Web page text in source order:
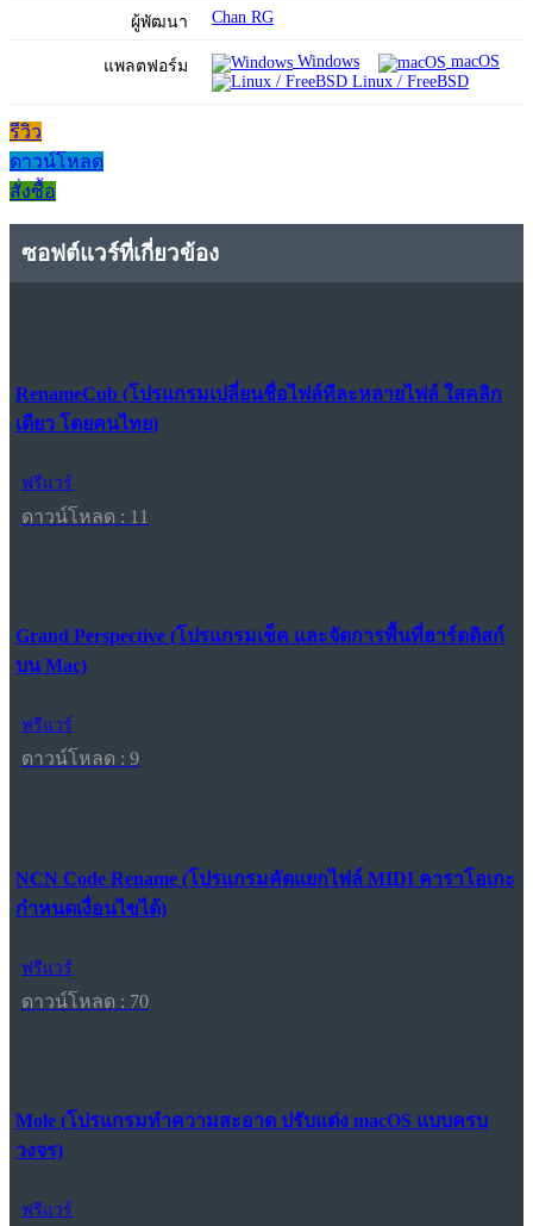
ผู้พัฒนา Chan RG
แพลตฟอร์ม Windows
macOS
Linux / FreeBSD
รีวิว
ดาวน์โหลด
สั่งซื้อ
ซอฟต์แวร์ที่เกี่ยวข้อง
RenameCub (โปรแกรมเปลี่ยนชื่อไฟล์ทีละหลายไฟล์ ใสคลิก
เดียว โดยคนไทย)
ฟรีแวร์
ดาวน์โหลด : 11
Grand Perspective (โปรแกรมเช็ค และจัดการพื้นที่ฮาร์ดดิสก์
บน Mac)
ฟรีแวร์
ดาวน์โหลด : 9
NCN Code Rename (โปรแกรมคัดแยกไฟล์ MIDI คาราโอเกะ
กำหนดเงื่อนไขได้)
ฟรีแวร์
ดาวน์โหลด : 70
Mole (โปรแกรมทำความสะอาด ปรับแต่ง macOS แบบครบ
วงจร)
ฟรีแวร์